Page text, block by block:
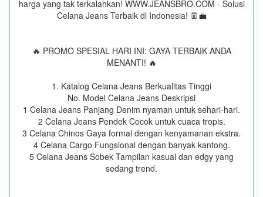
harga yang tak terkalahkan! WWW.JEANSBRO.COM - Solusi
Celana Jeans Terbaik di Indonesia! 👖💼
🔥 PROMO SPESIAL HARI INI: GAYA TERBAIK ANDA
MENANTI! 🔥
1. Katalog Celana Jeans Berkualitas Tinggi
No. Model Celana Jeans Deskripsi
1 Celana Jeans Panjang Denim nyaman untuk sehari-hari.
2 Celana Jeans Pendek Cocok untuk cuaca tropis.
3 Celana Chinos Gaya formal dengan kenyamanan ekstra.
4 Celana Cargo Fungsional dengan banyak kantong.
5 Celana Jeans Sobek Tampilan kasual dan edgy yang
sedang trend.